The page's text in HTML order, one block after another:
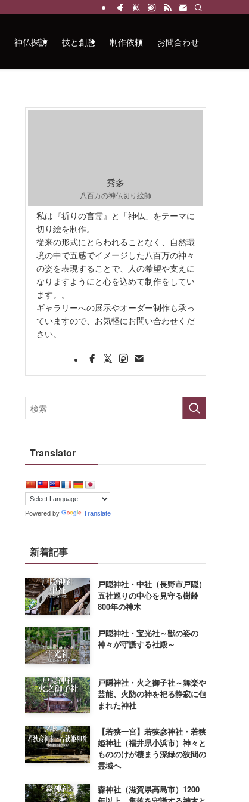
神仏探訪 技と創意 制作依頼 お問合わせ
秀多
八百万の神仏切り絵師
私は『祈りの言霊』と「神仏」をテーマに
切り絵を制作。
従来の形式にとらわれることなく、自然環
境の中で五感でイメージした八百万の神々
の姿を表現することで、人の希望や支えに
なりますようにと心を込めて制作をしてい
ます。。
ギャラリーへの展示やオーダー制作も承っ
ていますので、お気軽にお問い合わせくだ
さい。
Translator
Powered by Translate
新着記事
戸隠神社・中社（長野市戸隠）
五社巡りの中心を見守る樹齢
800年の神木
戸隠神社・宝光社～獣の姿の
神々が守護する社殿～
戸隠神社・火之御子社～舞楽や
芸能、火防の神を祀る静寂に包
まれた神社
【若狭一宮】若狭彦神社・若狭
姫神社（福井県小浜市）神々と
もののけが棲まう深緑の狭間の
霊域へ
森神社（滋賀県高島市）1200